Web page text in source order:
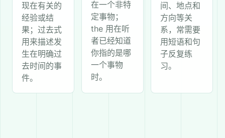
现在有关的
经验或结
果；过去式
用来描述发
生在明确过
去时间的事
件。
在一个非特
定事物；
the 用在听
者已经知道
你指的是哪
一个事物
时。
间、地点和
方向等关
系，常需要
用短语和句
子反复练
习。